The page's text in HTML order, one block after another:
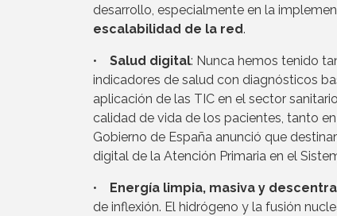
desarrollo, especialmente en la
escalabilidad de la red.
• Salud digital: Nunca hemos tenido
indicadores de salud con diagnósticos
aplicación de las TIC en el sector
calidad de vida de los pacientes, tanto
Gobierno de España anunció que
digital de la Atención Primaria en el
• Energía limpia, masiva y
de inflexión. El hidrógeno y la fusión